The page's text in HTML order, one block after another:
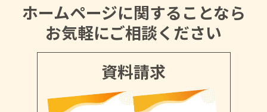
ホームページに関することなら
お気軽にご相談ください
資料請求